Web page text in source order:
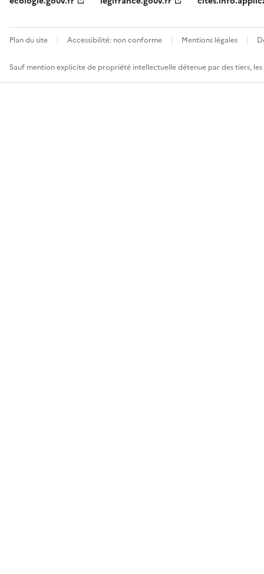
Plan du site Accessibilité: non conforme Mentions légales
Sauf mention explicite de propriété intellectuelle détenue par des tiers,